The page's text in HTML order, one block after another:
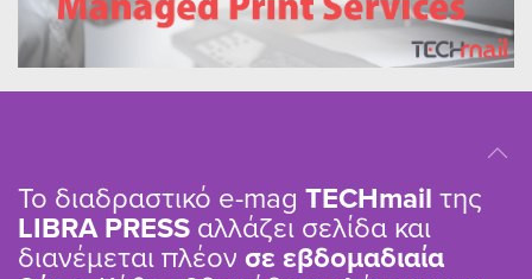
Το διαδραστικό e-mag TΕCHmail της
LIBRA PRESS αλλάζει σελίδα και
διανέμεται πλέον σε εβδομαδιαία